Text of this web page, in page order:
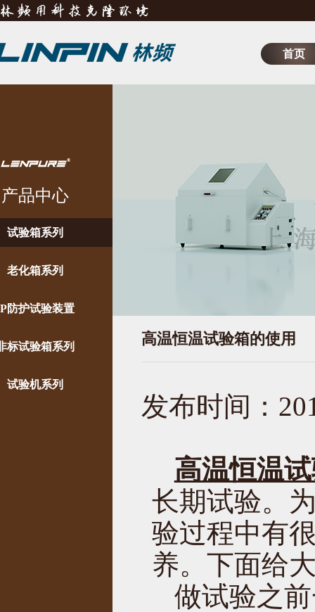
首页
产品中心
试验箱系列
老化箱系列
防护试验装置
标试验箱系列
试验机系列
高温恒温试验箱的使用
发布时间：
高温恒温
长期试验。
验过程中有
养。下面给
做试验之